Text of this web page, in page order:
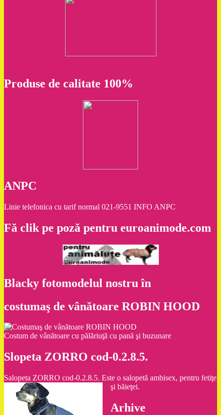
Produse de calitate 100%
ANPC
Linie telefonica cu tarif normal 021-9551 INFO ANPC
Fă clik pe poză pentru euroanimode.com
Blacky fotomodelul nostru în
costumaş de vânătoare ROBIN HOOD
Costum de vânătoare cu pălăriuţă cu pană şi buzunare
Slopeta ZORRO cod-0.2.8.5.
Salopeta ZORRO cod-0.2.8.5. Este o salopetă ambisex, pentru fetiţe
şi băieţei.
Arhive